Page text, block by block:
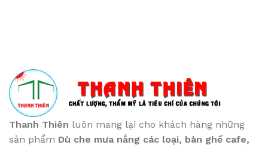
Thanh Thiên luôn mang lại cho khách hàng những
sản phẩm Dù che mưa nắng các loại, bàn ghế cafe,